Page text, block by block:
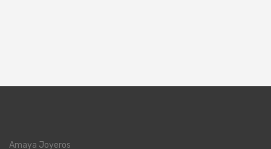
Amaya Joyeros